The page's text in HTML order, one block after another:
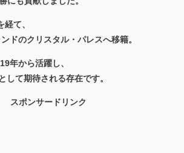
て、
ドのクリスタル・パレスへ移籍。
年から活躍し、
して期待される存在です。
スポンサードリンク